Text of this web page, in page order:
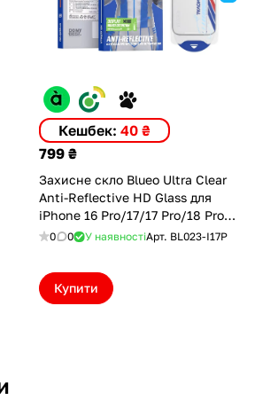
Кешбек:40 ₴
799 ₴
Захисне скло Blueo Ultra Clear
Anti-Reflective HD Glass для
iPhone 16 Pro/17/17 Pro/18 Pro
(BL023-I17P)
0 0 У наявностіАрт. BL023-I17P
Купити